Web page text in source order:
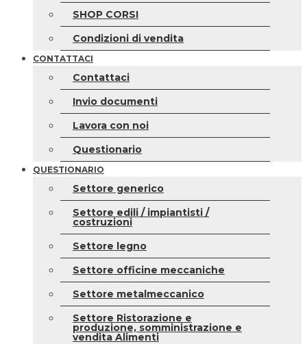
SHOP CORSI
Condizioni di vendita
CONTATTACI
Contattaci
Invio documenti
Lavora con noi
Questionario
QUESTIONARIO
Settore generico
Settore edili / impiantisti /
costruzioni
Settore legno
Settore officine meccaniche
Settore metalmeccanico
Settore Ristorazione e
produzione, somministrazione e
vendita Alimenti